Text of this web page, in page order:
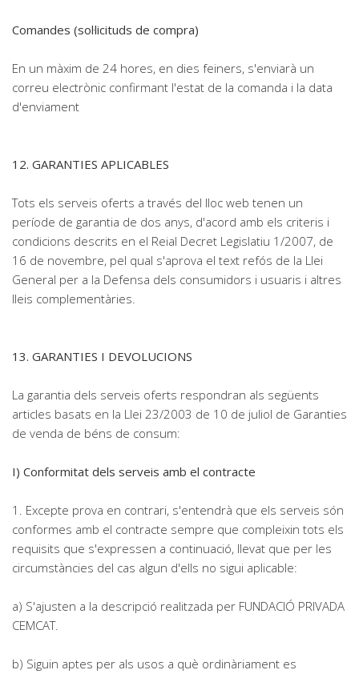
Comandes (sol·licituds de compra)
En un màxim de 24 hores, en dies feiners, s'enviarà un
correu electrònic confirmant l'estat de la comanda i la data
d'enviament
12. GARANTIES APLICABLES
Tots els serveis oferts a través del lloc web tenen un
període de garantia de dos anys, d'acord amb els criteris i
condicions descrits en el Reial Decret Legislatiu 1/2007, de
16 de novembre, pel qual s'aprova el text refós de la Llei
General per a la Defensa dels consumidors i usuaris i altres
lleis complementàries.
13. GARANTIES I DEVOLUCIONS
La garantia dels serveis oferts respondran als següents
articles basats en la Llei 23/2003 de 10 de juliol de Garanties
de venda de béns de consum:
I) Conformitat dels serveis amb el contracte
1. Excepte prova en contrari, s'entendrà que els serveis són
conformes amb el contracte sempre que compleixin tots els
requisits que s'expressen a continuació, llevat que per les
circumstàncies del cas algun d'ells no sigui aplicable:
a) S'ajusten a la descripció realitzada per FUNDACIÓ PRIVADA
CEMCAT.
b) Siguin aptes per als usos a què ordinàriament es